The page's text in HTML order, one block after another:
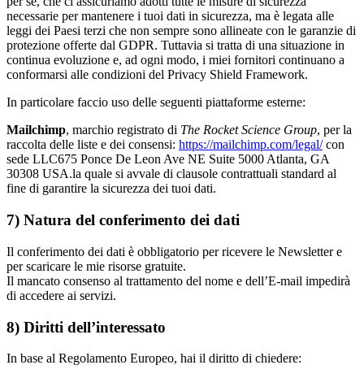
necessarie per mantenere i tuoi dati in sicurezza, ma è legata alle
leggi dei Paesi terzi che non sempre sono allineate con le garanzie di
protezione offerte dal GDPR. Tuttavia si tratta di una situazione in
continua evoluzione e, ad ogni modo, i miei fornitori continuano a
conformarsi alle condizioni del Privacy Shield Framework.
In particolare faccio uso delle seguenti piattaforme esterne:
Mailchimp, marchio registrato di The Rocket Science Group, per la
raccolta delle liste e dei consensi: https://mailchimp.com/legal/con
sede LLC675 Ponce De Leon Ave NE Suite 5000 Atlanta, GA
30308 USA.la quale si avvale di clausole contrattuali standard al
fine di garantire la sicurezza dei tuoi dati.
7) Natura del conferimento dei dati
Il conferimento dei dati è obbligatorio per ricevere le Newsletter e
per scaricare le mie risorse gratuite.
Il mancato consenso al trattamento del nome e dell’E-mail impedirà
di accedere ai servizi.
8) Diritti dell’interessato
In base al Regolamento Europeo, hai il diritto di chiedere: